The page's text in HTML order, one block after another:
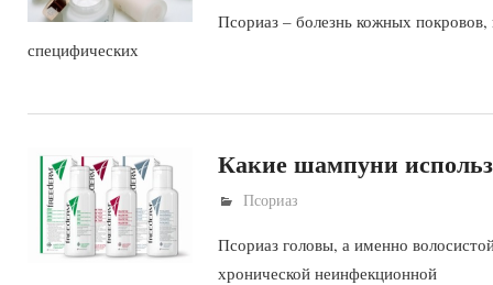
Псориаз – болезнь кожных покровов,
специфических
Какие шампуни
Псориаз
Псориаз головы, а именно
хронической неинфекционной